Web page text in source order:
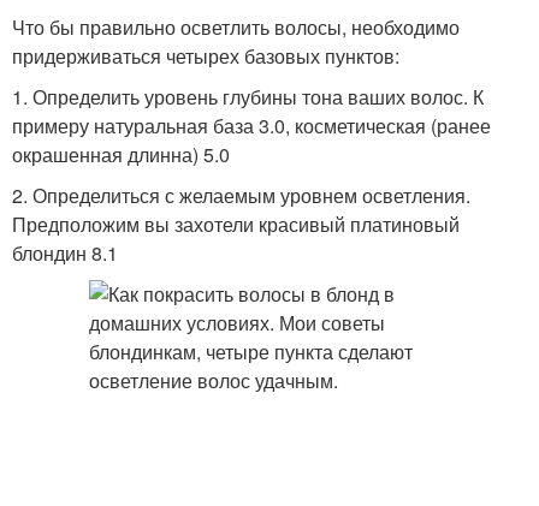
Что бы правильно осветлить волосы, необходимо
придерживаться четырех базовых пунктов:
1. Определить уровень глубины тона ваших волос. К
примеру натуральная база 3.0, косметическая (ранее
окрашенная длинна) 5.0
2. Определиться с желаемым уровнем осветления.
Предположим вы захотели красивый платиновый
блондин 8.1